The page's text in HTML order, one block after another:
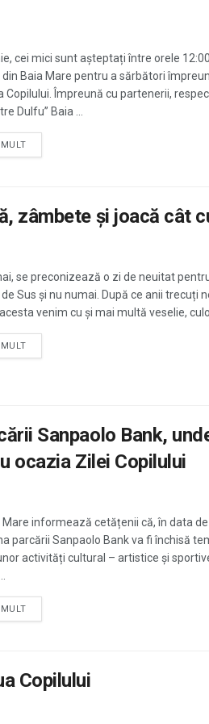
cei mici sunt așteptați între orele
Baia Mare pentru a sărbători
Copilului. Împreună cu partenerii,
Dulfu” Baia ...
zâmbete și joacă cât
se preconizează o zi de neuitat
Sus și nu numai. După ce anii trecuți
venim cu și mai multă veselie,
Sanpaolo Bank,
ocazia Zilei Copilului
Mare informează cetățenii că, în data
parcării Sanpaolo Bank va fi închisă
activități cultural – artistice și
Copilului